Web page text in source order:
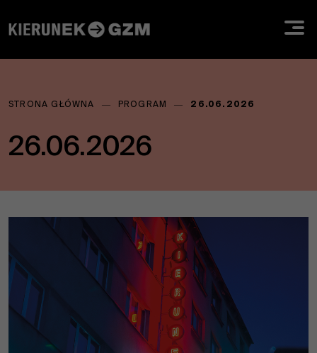
tutaj:
STRONA GŁÓWNA ― PROGRAM ― 26.06.2026
26.06.2026